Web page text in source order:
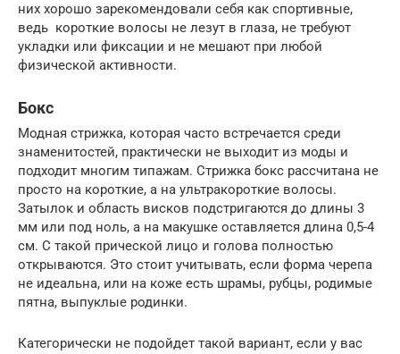
них хорошо зарекомендовали себя как спортивные,
ведь короткие волосы не лезут в глаза, не требуют
укладки или фиксации и не мешают при любой
физической активности.
Бокс
Модная стрижка, которая часто встречается среди
знаменитостей, практически не выходит из моды и
подходит многим типажам. Стрижка бокс рассчитана не
просто на короткие, а на ультракороткие волосы.
Затылок и область висков подстригаются до длины 3
мм или под ноль, а на макушке оставляется длина 0,5-4
см. С такой прической лицо и голова полностью
открываются. Это стоит учитывать, если форма черепа
не идеальна, или на коже есть шрамы, рубцы, родимые
пятна, выпуклые родинки.
Категорически не подойдет такой вариант, если у вас